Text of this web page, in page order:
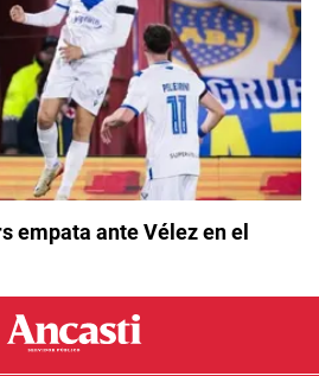
empata ante Vélez en el